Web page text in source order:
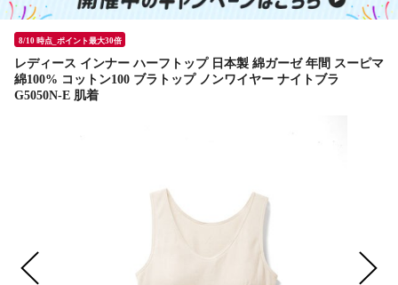
8/10 時点_ポイント最大30倍
レディース インナー ハーフトップ 日本製 綿ガーゼ 年間 スーピマ
綿100% コットン100 ブラトップ ノンワイヤー ナイトブラ
G5050N-E 肌着